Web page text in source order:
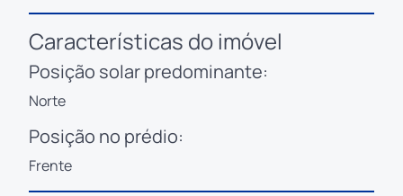
Características do imóvel
Posição solar predominante:
Norte
Posição no prédio:
Frente